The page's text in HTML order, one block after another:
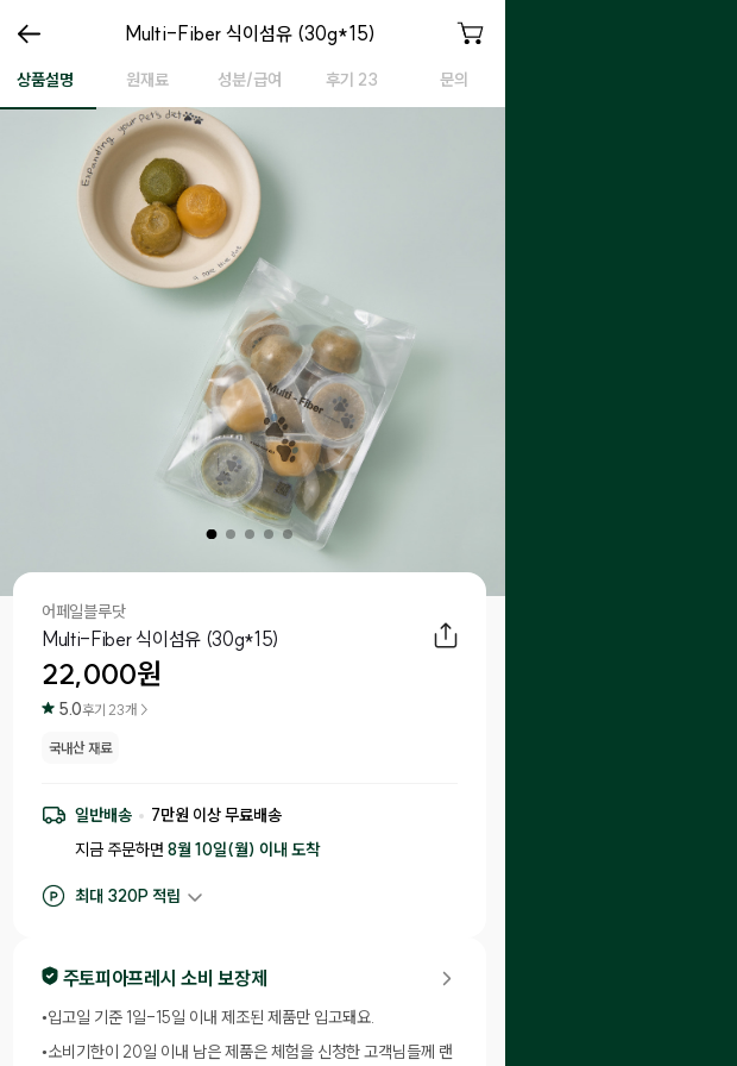
Multi-Fiber 식이섬유
Multi-Fiber 식이섬유 (30g*15)
상품설명 원재료 성분/급여 후기 23 문의
Multi-Fiber 식이섬유
어페일블루닷
Multi-Fiber 식이섬유 (30g*15)
22,000원
5.0후기 23개 >
국내산 재료
일반배송 7만원 이상 무료배송
지금 주문하면 8월 10일(월) 이내 도착
최대 320P 적립
주토피아프레시 소비 보장제
•입고일 기준 1일-15일 이내 제조된 제품만 입고돼요.
•소비기한이 20일 이내 남은 제품은 체험을 신청한 고객님들께 랜